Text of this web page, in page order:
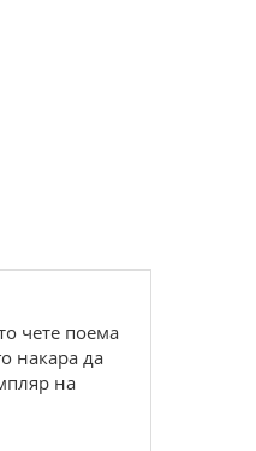
чете поема
накара да
на